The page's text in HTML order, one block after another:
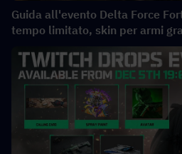
Guida all'evento Delta Force
tempo limitato, skin per armi